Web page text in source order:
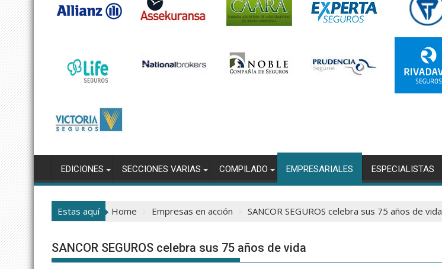
EDICIONES SECCIONES VARIAS COMPILADO EMPRESARIALES ESPECIALISTAS
Estas aquí Home Empresas en acción SANCOR SEGUROS celebra sus 75 años de vida
SANCOR SEGUROS celebra sus 75 años de vida